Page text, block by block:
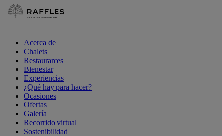
Acerca de
Chalets
Restaurantes
Bienestar
Experiencias
¿Qué hay para hacer?
Ocasiones
Ofertas
Galería
Recorrido virtual
Sostenibilidad